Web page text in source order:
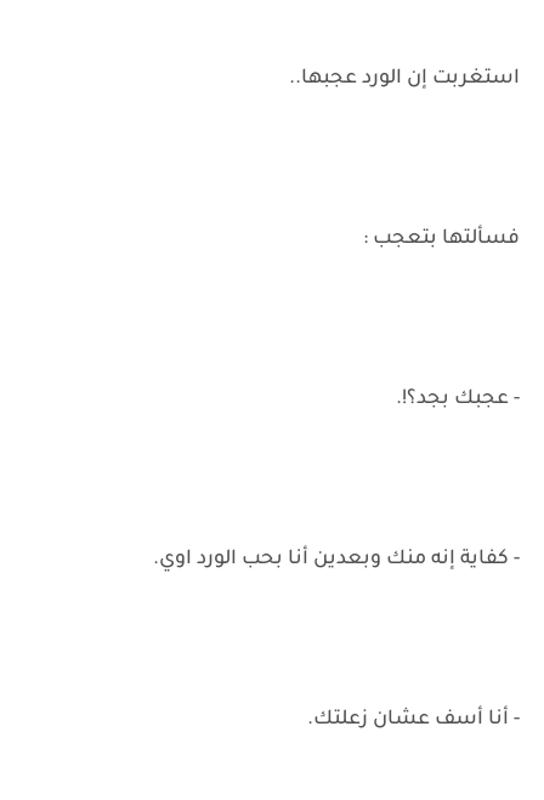
استغربت إن الورد عجبها..
فسألتها بتعجب :
- عجبك بجد؟!.
- كفاية إنه منك وبعدين أنا بحب الورد اوي.
- أنا أسف عشان زعلتك.